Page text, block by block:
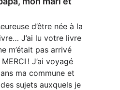
d’être née à la
J’ai lu votre livre
m’était pas arrivé
! J’ai voyagé
ma commune et
sujets auxquels je